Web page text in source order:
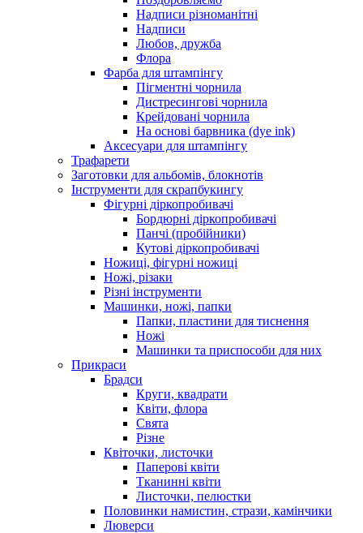
Надписи різноманітні
Надписи
Любов, дружба
Флора
Фарба для штампінгу
Пігментні чорнила
Дистресингові чорнила
Крейдовані чорнила
На основі барвника (dye ink)
Аксесуари для штампінгу
Трафарети
Заготовки для альбомів, блокнотів
Інструменти для скрапбукингу
Фігурні діркопробивачі
Бордюрні діркопробивачі
Панчі (пробійники)
Кутові діркопробивачі
Ножиці, фігурні ножиці
Ножі, різаки
Різні інструменти
Машинки, ножі, папки
Папки, пластини для тиснення
Ножі
Машинки та приспособи для них
Прикраси
Брадси
Круги, квадрати
Квіти, флора
Свята
Різне
Квіточки, листочки
Паперові квіти
Тканинні квіти
Листочки, пелюстки
Половинки намистин, стрази, камінчики
Люверси